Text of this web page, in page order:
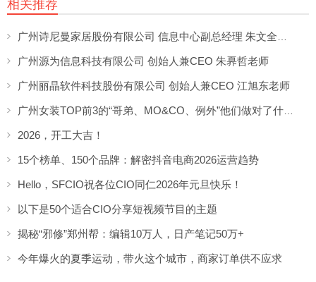
相关推荐
广州诗尼曼家居股份有限公司 信息中心副总经理 朱文全老师
广州源为信息科技有限公司 创始人兼CEO 朱奡哲老师
广州丽晶软件科技股份有限公司 创始人兼CEO 江旭东老师
广州女装TOP前3的“哥弟、MO&CO、例外”他们做对了什么？
2026，开工大吉！
15个榜单、150个品牌：解密抖音电商2026运营趋势
Hello，SFCIO祝各位CIO同仁2026年元旦快乐！
以下是50个适合CIO分享短视频节目的主题
揭秘“邪修”郑州帮：编辑10万人，日产笔记50万+
今年爆火的夏季运动，带火这个城市，商家订单供不应求